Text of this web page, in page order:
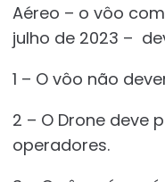
Aéreo – o vôo
julho de 2023 –
1 – O vôo não
2 – O Drone deve
operadores.